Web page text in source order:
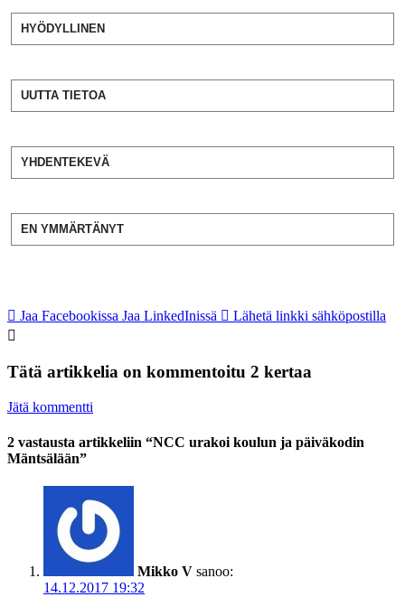
HYÖDYLLINEN
UUTTA TIETOA
YHDENTEKEVÄ
EN YMMÄRTÄNYT
Jaa Facebookissa Jaa LinkedInissä Lähetä linkki sähköpostilla
Tätä artikkelia on kommentoitu 2 kertaa
Jätä kommentti
2 vastausta artikkeliin “NCC urakoi koulun ja päiväkodin
Mäntsälään”
Mikko V sanoo:
14.12.2017 19:32